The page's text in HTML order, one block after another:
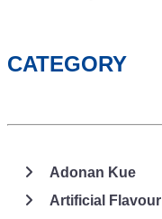
CATEGORY
Adonan Kue
Artificial Flavour